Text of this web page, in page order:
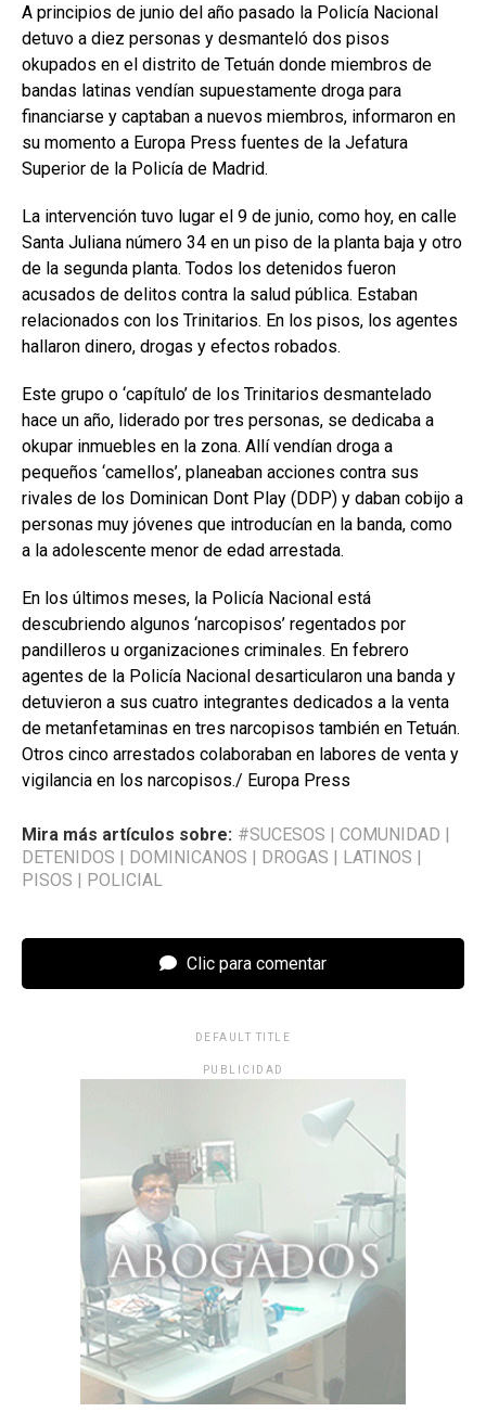
A principios de junio del año pasado la Policía Nacional
detuvo a diez personas y desmanteló dos pisos
okupados en el distrito de Tetuán donde miembros de
bandas latinas vendían supuestamente droga para
financiarse y captaban a nuevos miembros, informaron en
su momento a Europa Press fuentes de la Jefatura
Superior de la Policía de Madrid.
La intervención tuvo lugar el 9 de junio, como hoy, en calle
Santa Juliana número 34 en un piso de la planta baja y otro
de la segunda planta. Todos los detenidos fueron
acusados de delitos contra la salud pública. Estaban
relacionados con los Trinitarios. En los pisos, los agentes
hallaron dinero, drogas y efectos robados.
Este grupo o ‘capítulo’ de los Trinitarios desmantelado
hace un año, liderado por tres personas, se dedicaba a
okupar inmuebles en la zona. Allí vendían droga a
pequeños ‘camellos’, planeaban acciones contra sus
rivales de los Dominican Dont Play (DDP) y daban cobijo a
personas muy jóvenes que introducían en la banda, como
a la adolescente menor de edad arrestada.
En los últimos meses, la Policía Nacional está
descubriendo algunos ‘narcopisos’ regentados por
pandilleros u organizaciones criminales. En febrero
agentes de la Policía Nacional desarticularon una banda y
detuvieron a sus cuatro integrantes dedicados a la venta
de metanfetaminas en tres narcopisos también en Tetuán.
Otros cinco arrestados colaboraban en labores de venta y
vigilancia en los narcopisos./ Europa Press
Mira más artículos sobre: #SUCESOS | COMUNIDAD |
DETENIDOS | DOMINICANOS | DROGAS | LATINOS |
PISOS | POLICIAL
Clic para comentar
DEFAULT TITLE
PUBLICIDAD